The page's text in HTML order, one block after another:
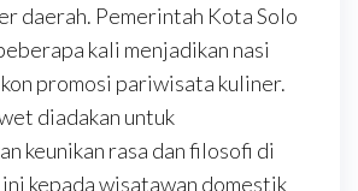
daerah. Pemerintah Kota Solo
kali menjadikan nasi
promosi pariwisata kuliner.
diadakan untuk
keunikan rasa dan filosofi di
kepada wisatawan domestik